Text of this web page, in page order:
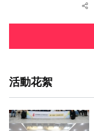
活動花絮